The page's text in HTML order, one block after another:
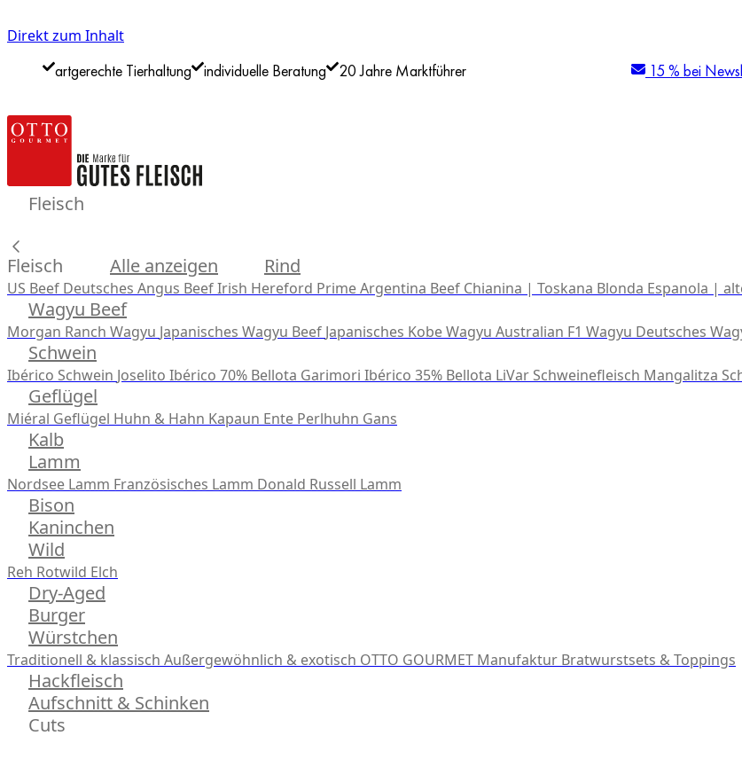
Direkt zum Inhalt
artgerechte Tierhaltung individuelle Beratung 20 Jahre Marktführer 15 % bei
Fleisch
Fleisch Alle anzeigen Rind
US Beef Deutsches Angus BeefIrish Hereford PrimeArgentina Beef Chianina | Toskana Blonda Espanola |
Wagyu Beef
Morgan Ranch Wagyu Japanisches Wagyu Beef Japanisches Kobe Wagyu Australian F1 Wagyu Deutsches
Schwein
Ibérico Schwein Joselito Ibérico 70% Bellota Garimori Ibérico 35% Bellota LiVar Schweinefleisch Mangalitza
Geflügel
Miéral Geflügel Huhn & Hahn Kapaun Ente Perlhuhn Gans
Kalb
Lamm
Nordsee Lamm Französisches Lamm Donald Russell Lamm
Bison
Kaninchen
Wild
Reh Rotwild Elch
Dry-Aged
Burger
Würstchen
Traditionell & klassisch Außergewöhnlich & exotisch OTTO GOURMET Manufaktur Bratwurstsets & Toppings
Hackfleisch
Aufschnitt & Schinken
Cuts